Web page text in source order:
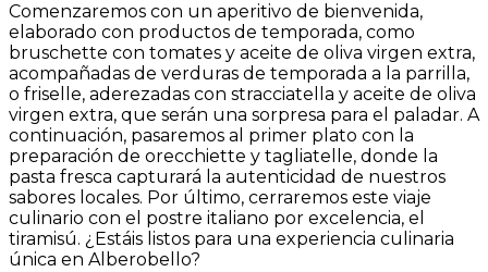
Comenzaremos con un aperitivo de bienvenida,
elaborado con productos de temporada, como
bruschette con tomates y aceite de oliva virgen extra,
acompañadas de verduras de temporada a la parrilla,
o friselle, aderezadas con stracciatella y aceite de oliva
virgen extra, que serán una sorpresa para el paladar. A
continuación, pasaremos al primer plato con la
preparación de orecchiette y tagliatelle, donde la
pasta fresca capturará la autenticidad de nuestros
sabores locales. Por último, cerraremos este viaje
culinario con el postre italiano por excelencia, el
tiramisú. ¿Estáis listos para una experiencia culinaria
única en Alberobello?